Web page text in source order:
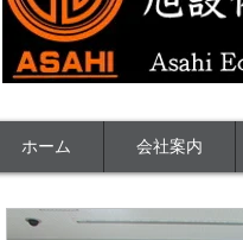
ホーム 会社案内